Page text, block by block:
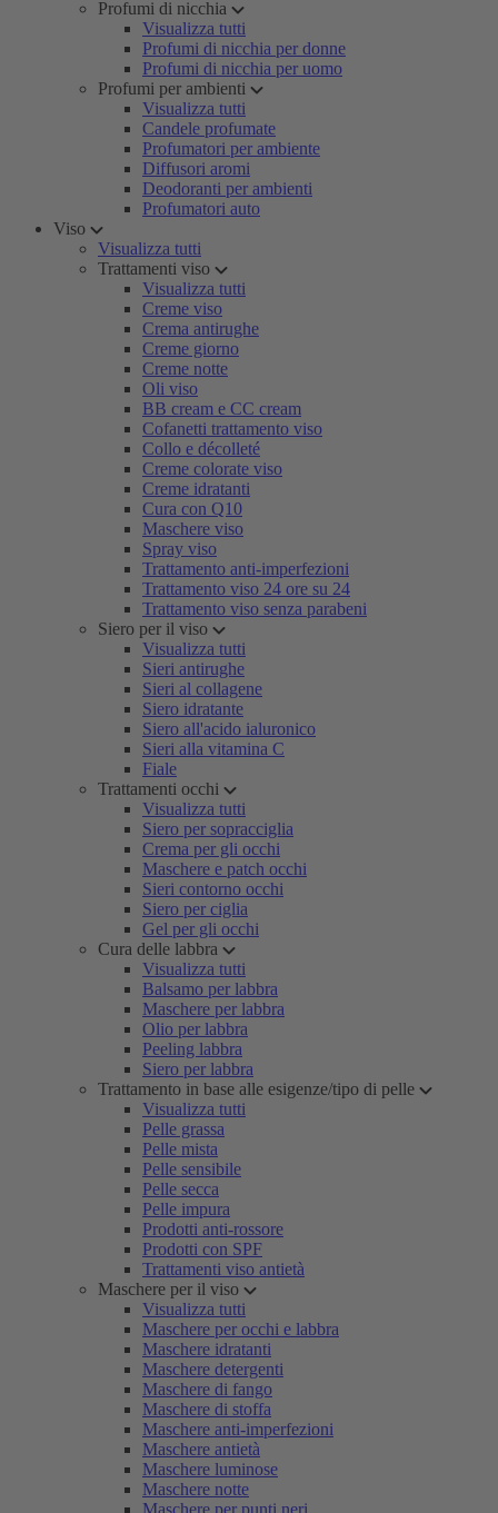
Profumi di nicchia
Visualizza tutti
Profumi di nicchia per donne
Profumi di nicchia per uomo
Profumi per ambienti
Visualizza tutti
Candele profumate
Profumatori per ambiente
Diffusori aromi
Deodoranti per ambienti
Profumatori auto
Viso
Visualizza tutti
Trattamenti viso
Visualizza tutti
Creme viso
Crema antirughe
Creme giorno
Creme notte
Oli viso
BB cream e CC cream
Cofanetti trattamento viso
Collo e décolleté
Creme colorate viso
Creme idratanti
Cura con Q10
Maschere viso
Spray viso
Trattamento anti-imperfezioni
Trattamento viso 24 ore su 24
Trattamento viso senza parabeni
Siero per il viso
Visualizza tutti
Sieri antirughe
Sieri al collagene
Siero idratante
Siero all'acido ialuronico
Sieri alla vitamina C
Fiale
Trattamenti occhi
Visualizza tutti
Siero per sopracciglia
Crema per gli occhi
Maschere e patch occhi
Sieri contorno occhi
Siero per ciglia
Gel per gli occhi
Cura delle labbra
Visualizza tutti
Balsamo per labbra
Maschere per labbra
Olio per labbra
Peeling labbra
Siero per labbra
Trattamento in base alle esigenze/tipo di pelle
Visualizza tutti
Pelle grassa
Pelle mista
Pelle sensibile
Pelle secca
Pelle impura
Prodotti anti-rossore
Prodotti con SPF
Trattamenti viso antietà
Maschere per il viso
Visualizza tutti
Maschere per occhi e labbra
Maschere idratanti
Maschere detergenti
Maschere di fango
Maschere di stoffa
Maschere anti-imperfezioni
Maschere antietà
Maschere luminose
Maschere notte
Maschere per punti neri